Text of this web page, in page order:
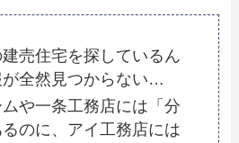
売住宅を探しているん
が全然見つからない…
や一条工務店には「分
のに、アイ工務店には